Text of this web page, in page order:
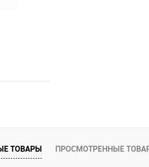
ТОВАРЫ ПРОСМОТРЕННЫЕ